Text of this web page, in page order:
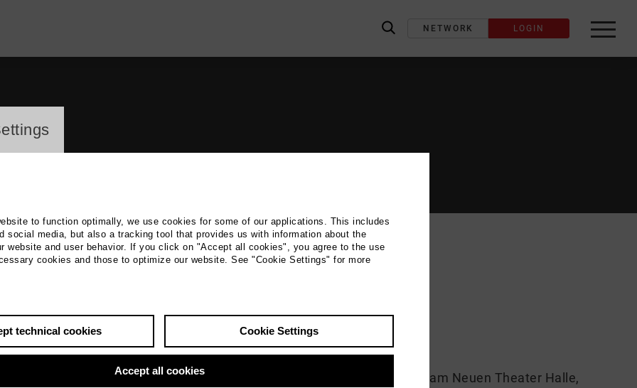
label_search
NETWORK LOGIN
Hilb
in Frankfurt am Main. Studium an der HFF Konrad Wolf, Engagements am Neuen Theater Halle,
to function optimally, we use cookies for some of our applications. This includes
social media, but also a tracking tool that provides us with information about the
website and user behavior. If you click on "Accept all cookies", you agree to the use
cookies and those to optimize our website. See "Cookie Settings" for more
technical cookies Cookie Settings
Accept all cookies